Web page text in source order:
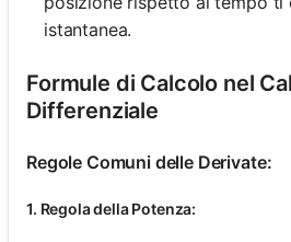
istantanea.
Formule di Calcolo nel
Differenziale
Regole Comuni delle Derivate:
1. Regola della Potenza: